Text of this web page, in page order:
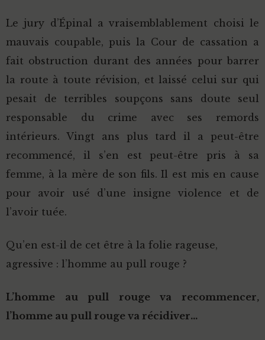
Le jury d’Épinal a vraisemblablement choisi le
mauvais coupable, puis la Cour de cassation a
fait obstruction durant des années pour barrer
la route à toute révision, et laissé celui sur qui
pesait de terribles soupçons sans doute seul
responsable du crime avec ses remords
intérieurs. Vingt ans plus tard il a peut-être
recommencé, il s’en est peut-être pris à sa
femme, à la mère de son fils. Il est mis en cause
pour avoir usé d’une insigne violence et de
l’avoir tuée.
Qu’en est-il de cet être à la folie rageuse,
agressive : l’homme au pull rouge ?
L’homme au pull rouge va recommencer,
l’homme au pull rouge va récidiver…